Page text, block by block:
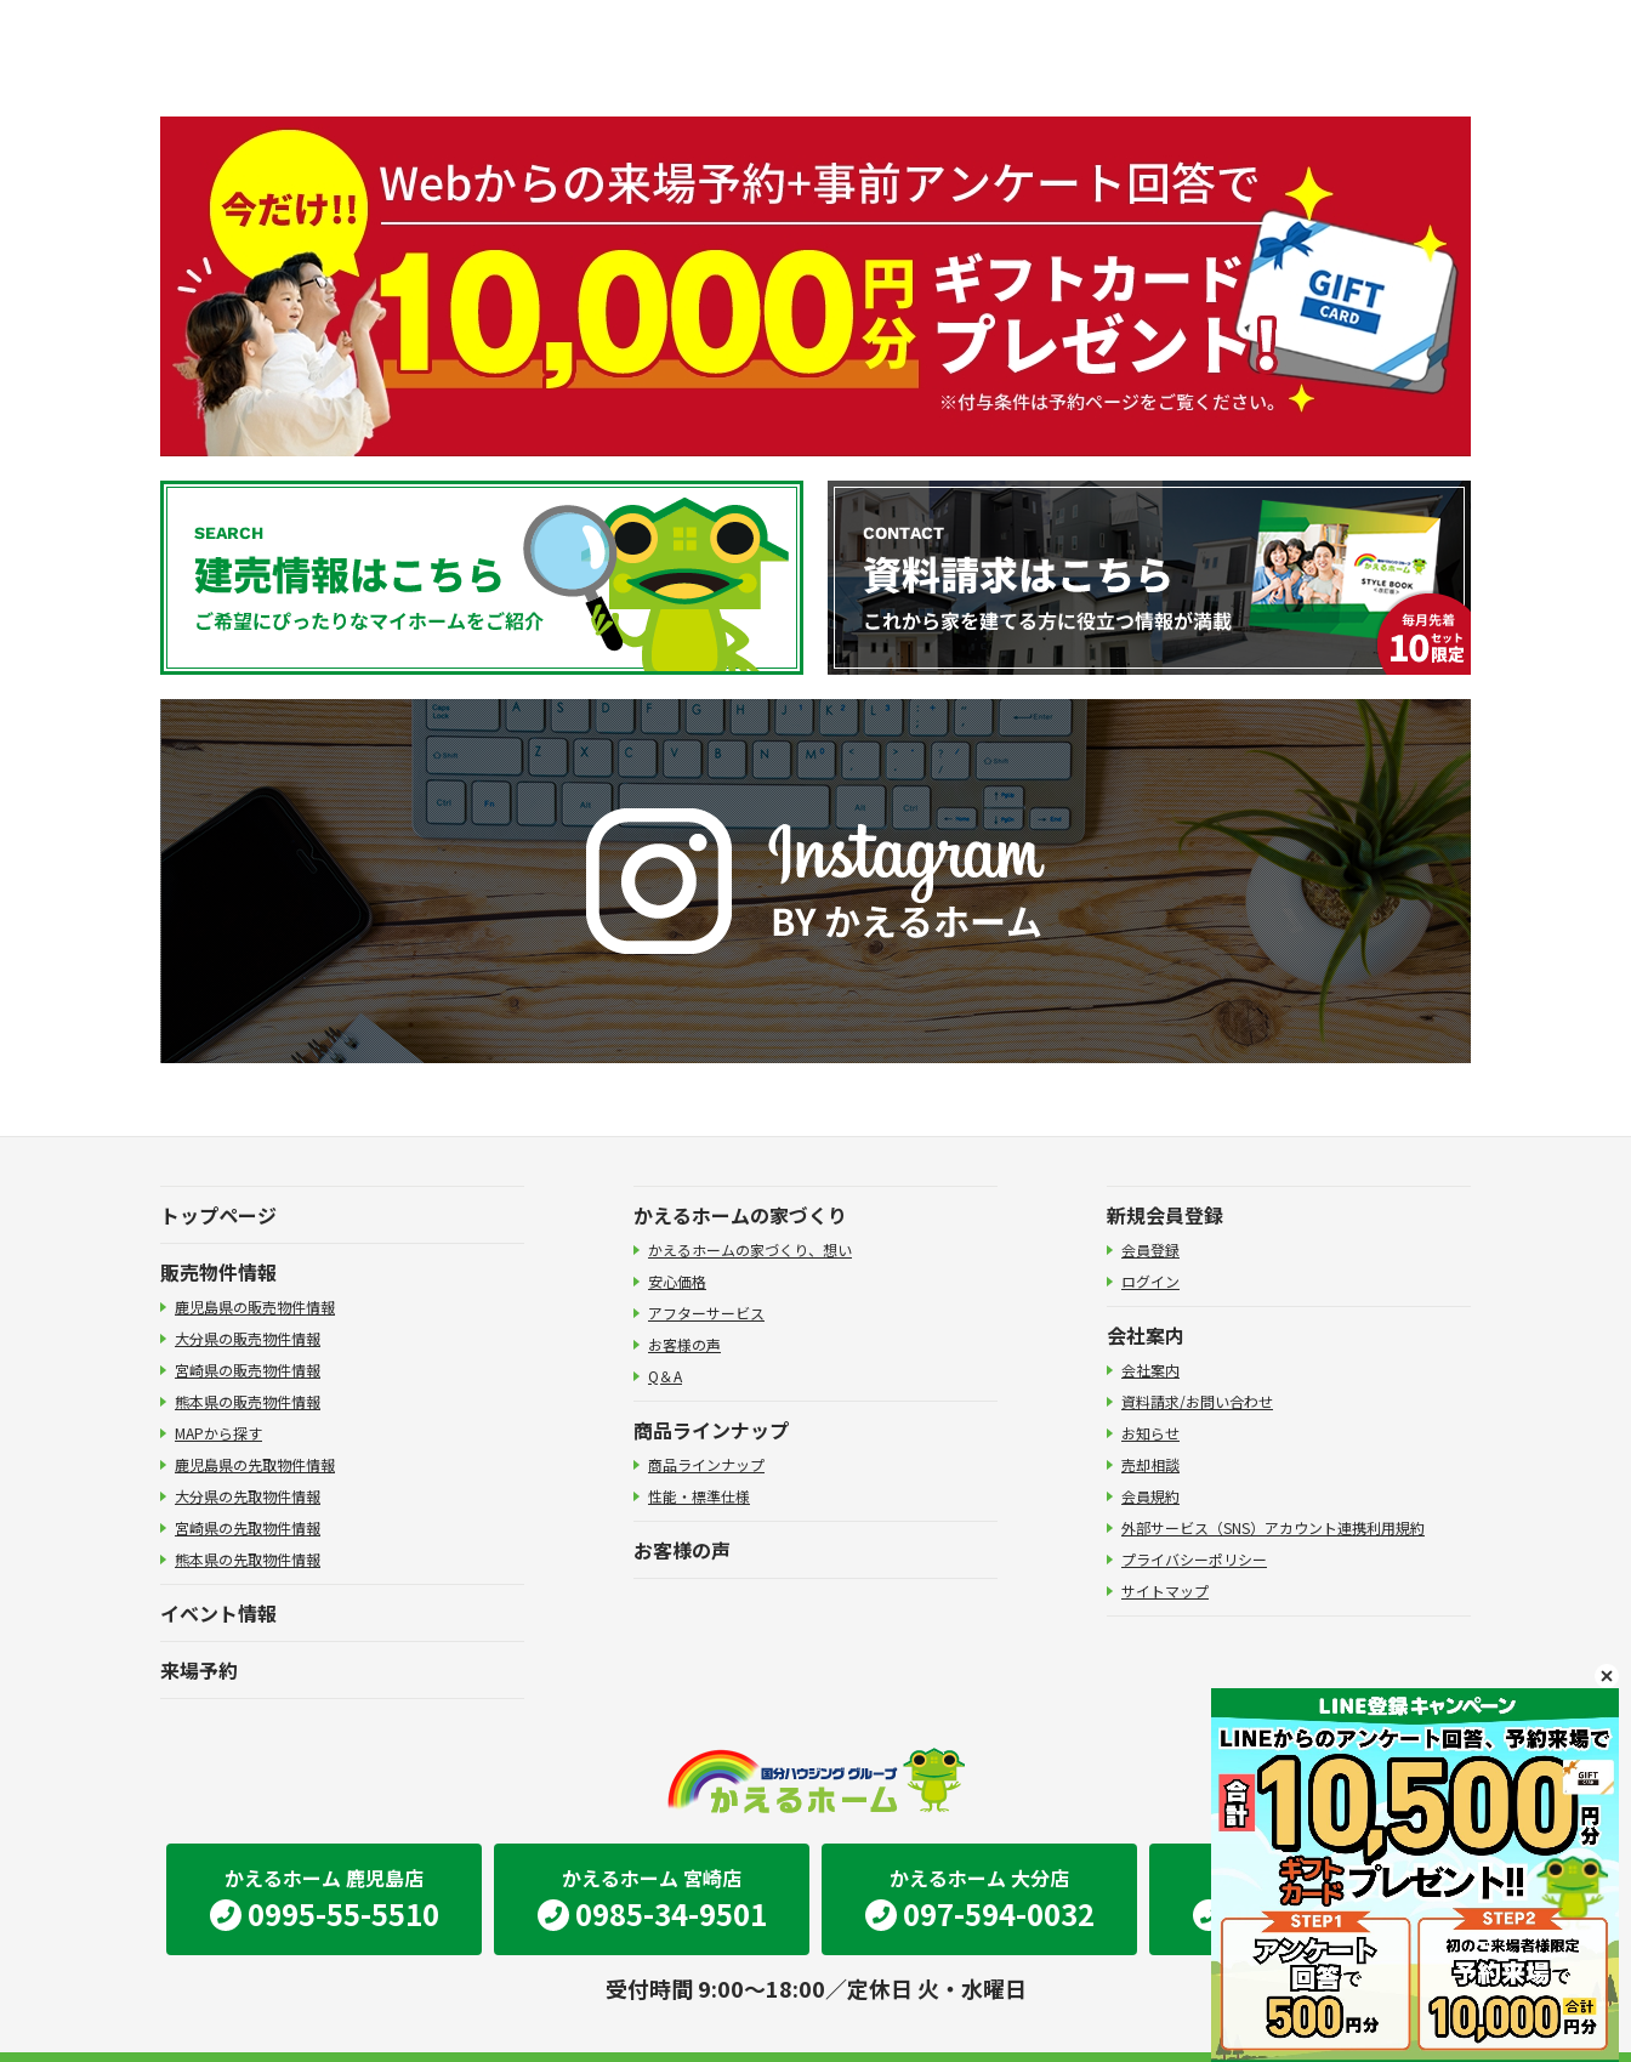
トップページ
販売物件情報
鹿児島県の販売物件情報
大分県の販売物件情報
宮崎県の販売物件情報
熊本県の販売物件情報
MAPから探す
鹿児島県の先取物件情報
大分県の先取物件情報
宮崎県の先取物件情報
熊本県の先取物件情報
イベント情報
来場予約
かえるホームの家づくり
かえるホームの家づくり、想い
安心価格
アフターサービス
お客様の声
Q＆A
商品ラインナップ
商品ラインナップ
性能・標準仕様
お客様の声
新規会員登録
会員登録
ログイン
会社案内
会社案内
資料請求/お問い合わせ
お知らせ
売却相談
会員規約
外部サービス（SNS）アカウント連携利用規約
プライバシーポリシー
サイトマップ
かえるホーム 鹿児島店
0995-55-5510
かえるホーム 宮崎店
0985-34-9501
かえるホーム 大分店
097-594-0032
かえるホーム 熊本店
096-283-2207
受付時間 9:00～18:00／定休日 火・水曜日